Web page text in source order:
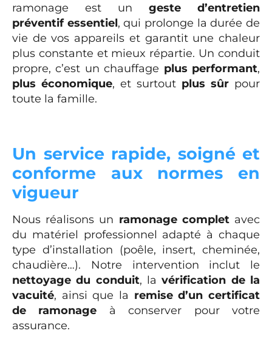
ramonage est un geste d’entretien
préventif essentiel, qui prolonge la durée de
vie de vos appareils et garantit une chaleur
plus constante et mieux répartie. Un conduit
propre, c’est un chauffage plus performant,
plus économique, et surtout plus sûr pour
toute la famille.
Un service rapide, soigné et
conforme aux normes en
vigueur
Nous réalisons un ramonage completavec
du matériel professionnel adapté à chaque
type d’installation (poêle, insert, cheminée,
chaudière…). Notre intervention inclut le
nettoyage du conduit, lavérification de la
vacuité, ainsi que la remise d’un certificat
de ramonage à conserver pour votre
assurance.